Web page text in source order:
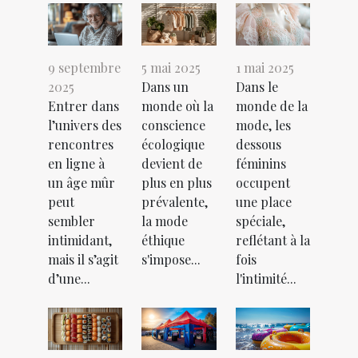
9 septembre
2025
Entrer dans
l’univers des
rencontres
en ligne à
un âge mûr
peut
sembler
intimidant,
mais il s’agit
d’une...
5 mai 2025
Dans un
monde où la
conscience
écologique
devient de
plus en plus
prévalente,
la mode
éthique
s'impose...
1 mai 2025
Dans le
monde de la
mode, les
dessous
féminins
occupent
une place
spéciale,
reflétant à la
fois
l'intimité...